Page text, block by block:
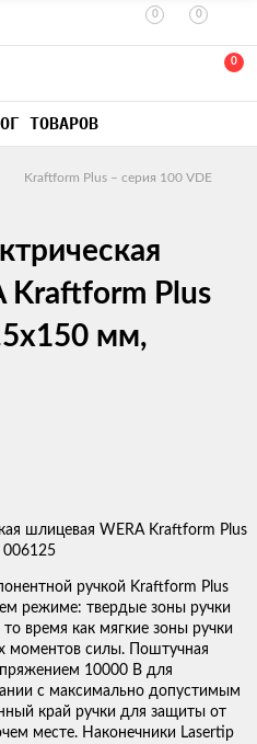
0 0
0
ТОВАРОВ
Kraftform Plus – серия 100 VDE
Kraftform Plus
мм,
ручкой Kraftform Plus
режиме: твердые зоны ручки
время как мягкие зоны ручки
моментов силы. Поштучная
10000 В для
с максимально допустимым
край ручки для защиты от
месте. Наконечники Lasertip